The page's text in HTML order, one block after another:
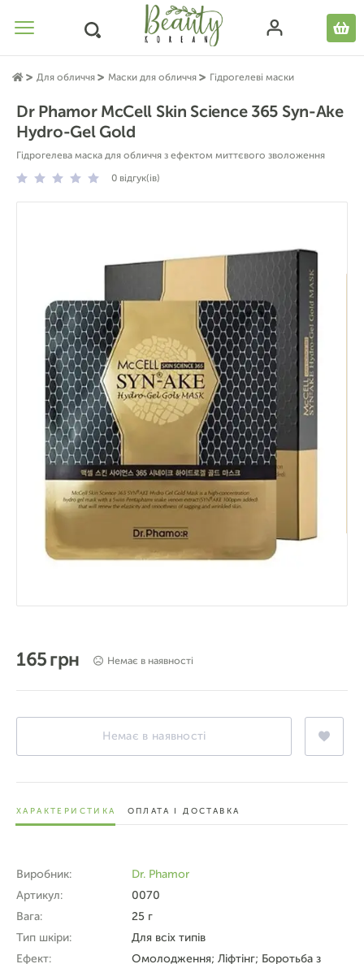
Для обличчя Маски для обличчя Гідрогелеві маски
Dr Phamor McCell Skin Science 365 Syn-Ake
Hydro-Gel Gold
Гідрогелева маска для обличчя з ефектом миттєвого зволоження
0 відгук(ів)
165 грн Немає в наявності
Немає в наявності
ХАРАКТЕРИСТИКА ОПЛАТА І ДОСТАВКА
Виробник:
Dr. Phamor
Артикул:
0070
Вага:
25 г
Тип шкіри:
Для всіх типів
Ефект:
Омолодження; Ліфтінг; Боротьба з